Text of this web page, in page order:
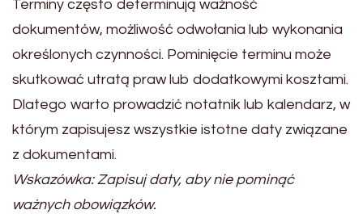
Terminy często determinują ważność
dokumentów, możliwość odwołania lub wykonania
określonych czynności. Pominięcie terminu może
skutkować utratą praw lub dodatkowymi kosztami.
Dlatego warto prowadzić notatnik lub kalendarz, w
którym zapisujesz wszystkie istotne daty związane
z dokumentami.
Wskazówka: Zapisuj daty, aby nie pominąć
ważnych obowiązków.